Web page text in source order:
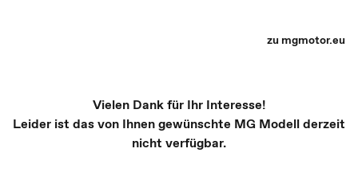
zu mgmotor.eu
Vielen Dank für Ihr Interesse!
Leider ist das von Ihnen gewünschte MG Modell derzeit
nicht verfügbar.